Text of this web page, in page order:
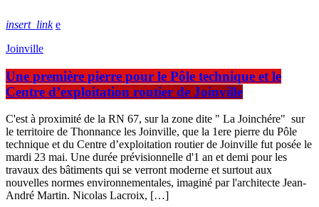
insert_link
Joinville
Une première pierre pour le Pôle technique et le
Centre d’exploitation routier de Joinville
C'est à proximité de la RN 67, sur la zone dite " La Joinchére" sur
le territoire de Thonnance les Joinville, que la 1ere pierre du Pôle
technique et du Centre d’exploitation routier de Joinville fut posée le
mardi 23 mai. Une durée prévisionnelle d'1 an et demi pour les
travaux des bâtiments qui se verront moderne et surtout aux
nouvelles normes environnementales, imaginé par l'architecte Jean-
André Martin. Nicolas Lacroix, […]